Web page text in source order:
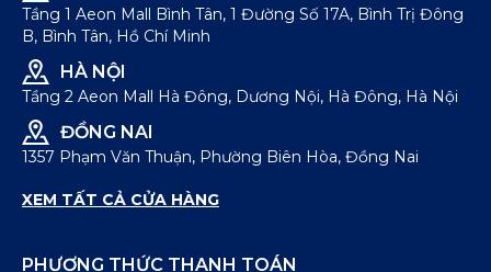
Tầng 1 Aeon Mall Bình Tân, 1 Đường Số 17A, Bình Trị Đông
B, Bình Tân, Hồ Chí Minh
HÀ NỘI
Tầng 2 Aeon Mall Hà Đông, Dương Nội, Hà Đông, Hà Nội
ĐỒNG NAI
1357 Phạm Văn Thuận, Phường Biên Hòa, Đồng Nai
XEM TẤT CẢ CỬA HÀNG
PHƯƠNG THỨC THANH TOÁN